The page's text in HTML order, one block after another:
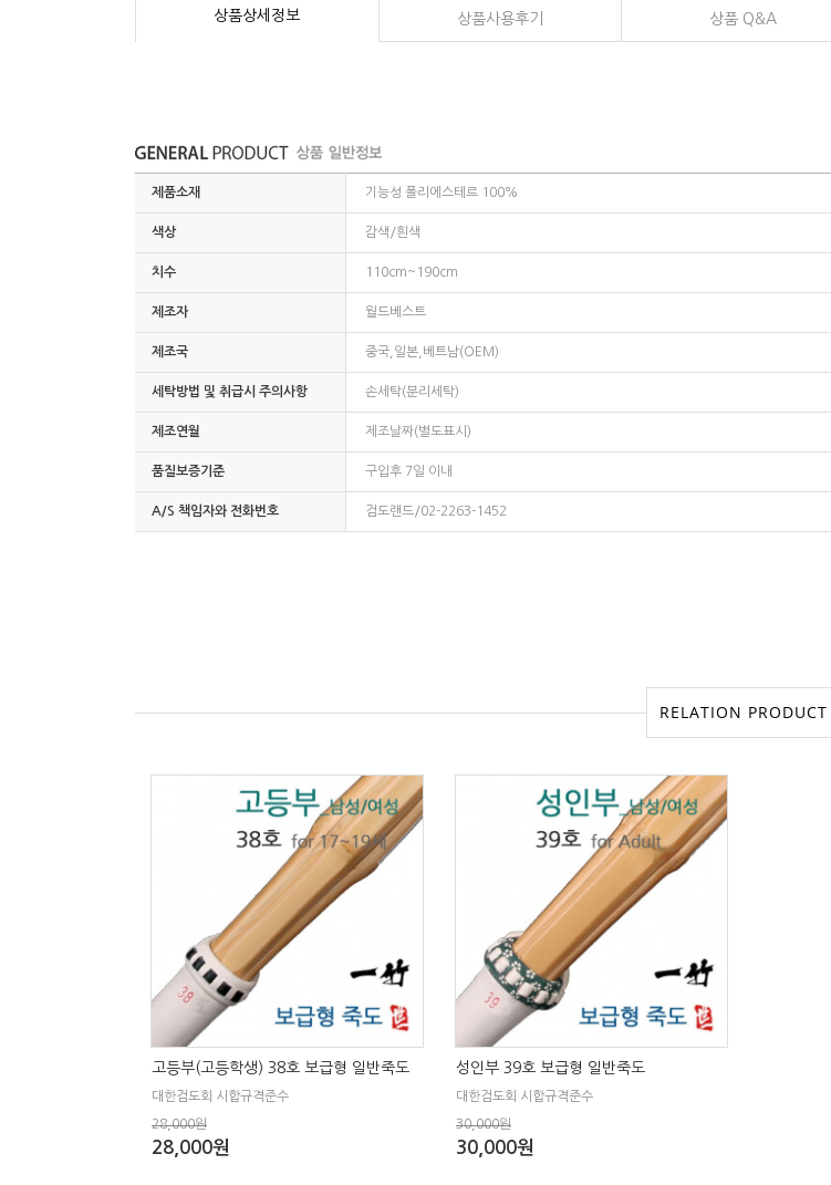
상품상세정보 상품사용후기 상품 Q&A
제품소재 기능성 폴리에스테르 100%
색상 감색/흰색
치수 110cm~190cm
제조자 월드베스트
제조국 중국,일본,베트남(OEM)
세탁방법 및 취급시 주의사항 손세탁(분리세탁)
제조연월 제조날짜(별도표시)
품질보증기준 구입후 7일 이내
A/S 책임자와 전화번호 검도랜드/02-2263-1452
RELATION PRODUCT
고등부(고등학생) 38호 보급형 일반죽도
대한검도회 시합규격준수
28,000원
28,000원
성인부 39호 보급형 일반죽도
대한검도회 시합규격준수
30,000원
30,000원